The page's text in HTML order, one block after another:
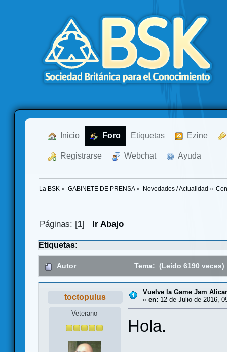
Inicio Foro Etiquetas Ezine
Registrarse Webchat Ayuda
La BSK » GABINETE DE PRENSA» Novedades / Actualidad »
Páginas: [1] Ir Abajo
Etiquetas:
Autor Tema: (Leído 6190 veces)
toctopulus
Veterano
Vuelve la Game Jam
« en: 12 de Julio de 2016,
Hola.